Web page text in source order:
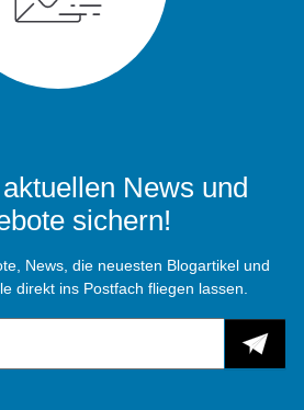
News und
sichern!
News, die neuesten Blogartikel und
direkt ins Postfach fliegen lassen.